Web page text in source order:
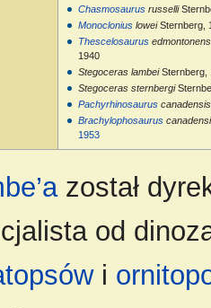
Chasmosaurus russelli
Monoclonius loweiSternberg,
Thescelosaurus
1940
Stegoceras lambeiSternberg,
Stegoceras sternbergi
Pachyrhinosaurus canadensis
Brachylophosaurus
1953
został
od
i